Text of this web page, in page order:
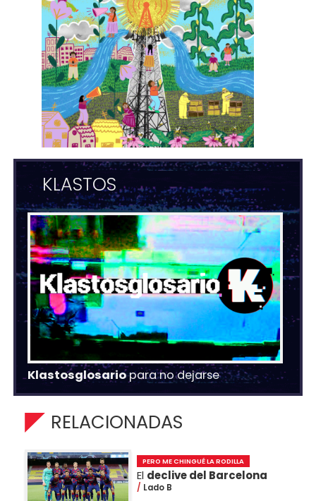
KLASTOS
Klastosglosariopara no dejarse
RELACIONADAS
PERO ME CHINGUÉ LA RODILLA
El declive del Barcelona
Lado B